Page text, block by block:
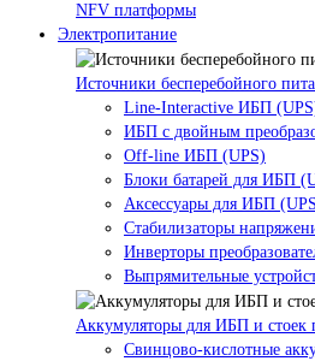
NFV платформы
Электропитание
Источники бесперебойного
Line-Interactive ИБП
ИБП с двойным
Off-line ИБП (UPS)
Блоки батарей для ИБП
Аксессуары для ИБП
Стабилизаторы
Инверторы
Выпрямительные
Аккумуляторы для ИБП и стоек
Свинцово-кислотные